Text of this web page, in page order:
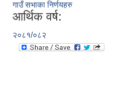
गाउँ सभाका निर्णयहरु
आर्थिक वर्ष:
२०८१/०८२